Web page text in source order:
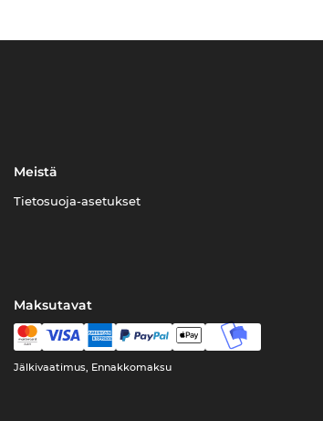
Meistä
Tietosuoja-asetukset
Maksutavat
Jälkivaatimus, Ennakkomaksu